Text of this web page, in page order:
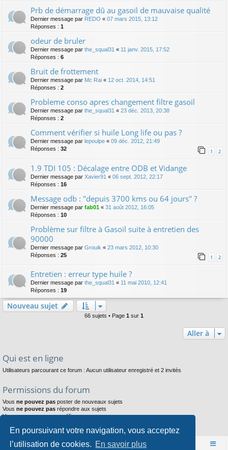
En poursuivant votre navigation, vous acceptez
l’utilisation de cookies. En savoir plus
Prb de démarrage dû au gasoil de mauvaise qualité
Dernier message par REDO « 07 mars 2015, 13:12
Réponses : 1
odeur de bruler
Dernier message par the_squal31 « 11 janv. 2015, 17:52
Réponses : 6
Bruit de frottement
Dernier message par Mc Rai « 12 oct. 2014, 14:51
Réponses : 2
Probleme conso apres changement filtre gasoil
Dernier message par the_squal31 « 23 déc. 2013, 20:38
Réponses : 2
Comment vérifier si huile Long life ou pas ?
Dernier message par lepoulpe « 09 déc. 2012, 21:49
Réponses : 32 1 2
1.9 TDI 105 : Décalage entre ODB et Vidange
Dernier message par Xavier91 « 06 sept. 2012, 22:17
Réponses : 16
Message odb : "depuis 3700 kms ou 64 jours" ?
Dernier message par fab01 « 31 août 2012, 16:05
Réponses : 10
Problème sur filtre à Gasoil suite à entretien des
90000
Dernier message par Grouik « 23 mars 2012, 10:30
Réponses : 25 1 2
Entretien : erreur type huile ?
Dernier message par the_squal31 « 11 mai 2010, 12:41
Réponses : 19
Nouveau sujet
66 sujets • Page 1 sur 1
Aller à
Qui est en ligne
Utilisateurs parcourant ce forum : Aucun utilisateur enregistré et 2 invités
Permissions du forum
Vous ne pouvez pas poster de nouveaux sujets
Vous ne pouvez pas répondre aux sujets
Vousne pouvez pasmodifier vos messages
Vousne pouvez pasjoindre des fichiers
Accueil Index du forum